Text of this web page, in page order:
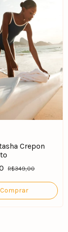
Crepon
R$349,00
Comprar